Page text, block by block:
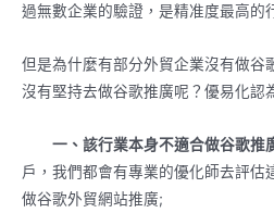
過無數企業的驗證，是精准度最高的
但是為什麼有部分外貿企業沒有做谷
沒有堅持去做谷歌推廣呢？優易化認
一、該行業本身不適合做谷歌推
戶，我們都會有專業的優化師去評估
做谷歌外貿網站推廣;